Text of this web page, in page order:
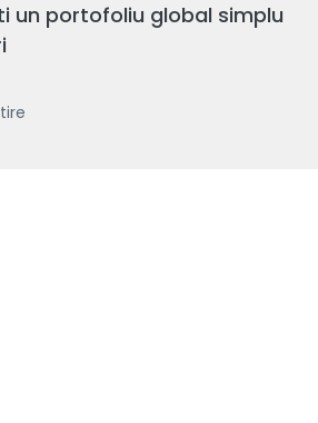
un portofoliu global simplu